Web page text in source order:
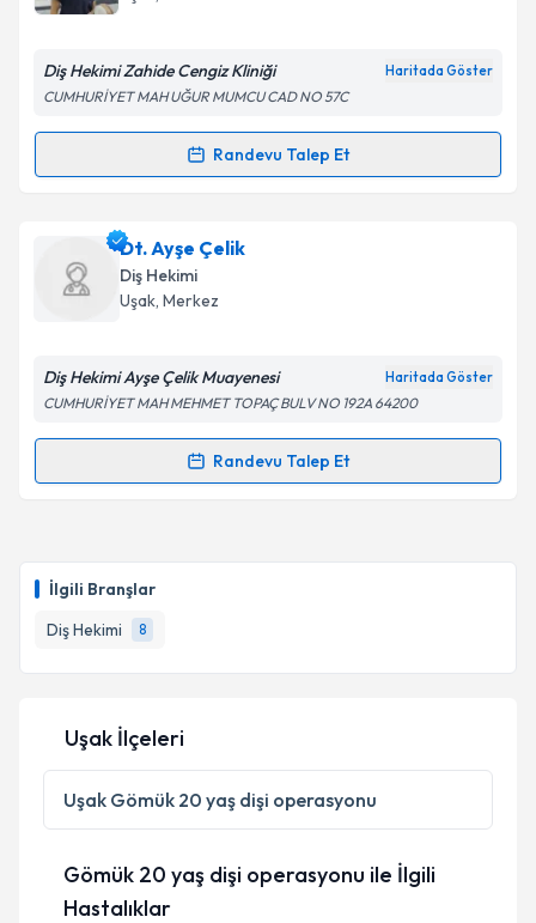
İlgili Branşlar
Diş Hekimi
8
Kişisel verilerimin işlenmesine ilişkin
Metni'ni okudum ve kişisel verilerimin belirtilen
Takvim Talebini Gönder
Diş Hekimi Zahide Cengiz Kliniği Haritada Göster
CUMHURİYET MAH UĞUR MUMCU CAD NO 57C
Randevu Talep Et
Randevu Takvimi Talebi
Dt. Zahide Erdoğmuş Cengiz
talebi oluşturun. Size bu uzmandan randevu almanız
için bir takvim hazırlandığında e-posta ile
bilgilendireceğiz.
Kişisel verilerimin işlenmesine ilişkinAydınlatma
Dt. Ayşe Çelik
Diş Hekimi
Uşak, Merkez
Diş Hekimi Ayşe Çelik Muayenesi Haritada Göster
CUMHURİYET MAH MEHMET TOPAÇ BULV NO 192A 64200
Randevu Talep Et
Randevu Takvimi Talebi
hazırlandığında e-posta ile bilgilendireceğiz.
E-posta Adresiniz
Kişisel verilerimin işlenmesine ilişkinAydınlatma
Metni'ni okudum ve kişisel verilerimin belirtilen
kapsamda işlenmesini kabul ediyorum.
Takvim Talebini Gönder
Uşak İlçeleri
Uşak Gömük 20 yaş dişi operasyonu
Gömük 20 yaş dişi operasyonu ile İlgili
Hastalıklar